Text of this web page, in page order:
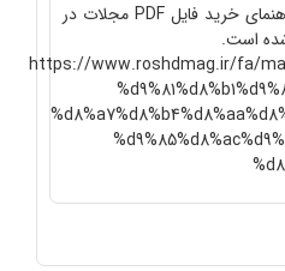
کاربر گرامی. با سلام. راهنمای خرید فایل PDF مجلات در
است.
https://www.roshdmag.ir/fa/